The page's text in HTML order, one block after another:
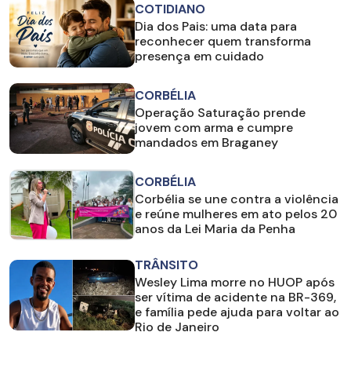
COTIDIANO
Dia dos Pais: uma data para
reconhecer quem transforma
presença em cuidado
CORBÉLIA
Operação Saturação prende
jovem com arma e cumpre
mandados em Braganey
CORBÉLIA
Corbélia se une contra a violência
e reúne mulheres em ato pelos 20
anos da Lei Maria da Penha
TRÂNSITO
Wesley Lima morre no HUOP após
ser vítima de acidente na BR-369,
e família pede ajuda para voltar ao
Rio de Janeiro